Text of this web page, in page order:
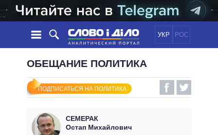
УКР РОС
НОВОСТИ
ЛЕНТА
СОБЫТИЯ
СТАТЬИ
МНЕНИЯ
ПОЛИТИКА
ЭКОНОМИКА
МИР
ОБЕЩАНИЯ
ВСЕ ПОЛИТИКИИНФОГРАФИКА
ОБЕЩАНИЕ ПОЛИТИКА
ПОДПИСАТЬСЯ НА ПОЛИТИКА
СЕМЕРАК
Остап Михайлович